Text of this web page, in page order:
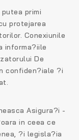
primi
protejarea
Conexiunile
informa?iile
De
confiden?iale ?i
Asigura?i -
in ceea ce
?i legisla?ia